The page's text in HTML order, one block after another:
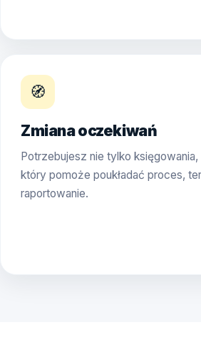
🧭
Zmiana oczekiwań
Potrzebujesz nie tylko księgowania,
który pomoże poukładać proces,
raportowanie.